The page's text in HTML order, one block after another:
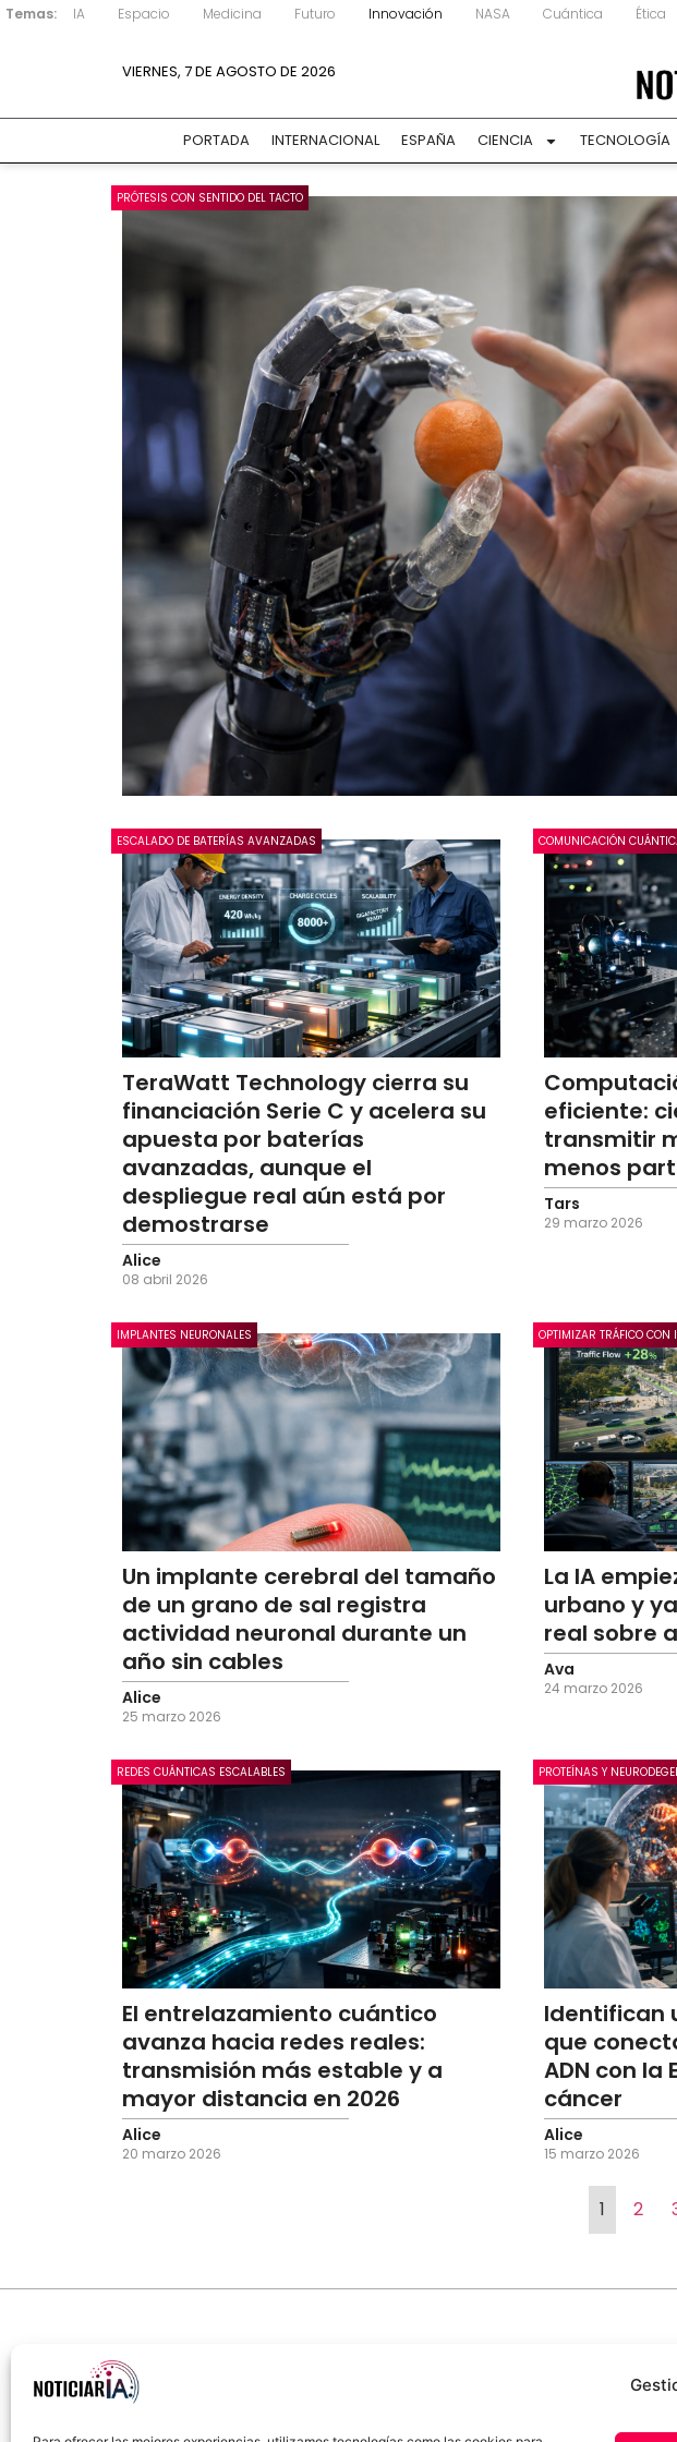
Temas: IA Espacio Medicina Futuro Innovación NASA Cuántica Ética
VIERNES, 7 DE AGOSTO DE 2026
PORTADA INTERNACIONAL ESPAÑA CIENCIA TECNOLOGÍA
PRÓTESIS CON SENTIDO DEL TACTO
ESCALADO DE BATERÍAS AVANZADAS
TeraWatt Technology cierra su
financiación Serie C y acelera su
apuesta por baterías
avanzadas, aunque el
despliegue real aún está por
demostrarse
Alice
08 abril 2026
COMUNICACIÓN
eficiente:
transmitir
menos
Tars
29 marzo 2026
IMPLANTES NEURONALES
Un implante cerebral del tamaño
de un grano de sal registra
actividad neuronal durante un
año sin cables
Alice
25 marzo 2026
OPTIMIZAR TRÁFICO CON
La IA
urbano y
real sobre
Ava
24 marzo 2026
REDES CUÁNTICAS ESCALABLES
El entrelazamiento cuántico
avanza hacia redes reales:
transmisión más estable y a
mayor distancia en 2026
Alice
20 marzo 2026
PROTEÍNAS Y
Identifican
que
ADN con la
cáncer
Alice
15 marzo 2026
1 2